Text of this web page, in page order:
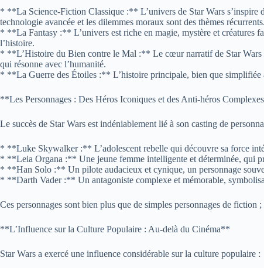
* **La Science-Fiction Classique :** L’univers de Star Wars
technologie avancée et les dilemmes moraux sont des thèmes récurrents.
* **La Fantasy :** L’univers est riche en magie, mystère et créatures
l’histoire.
* **L’Histoire du Bien contre le Mal :** Le cœur narratif de Star Wars
qui résonne avec l’humanité.
* **La Guerre des Étoiles :** L’histoire principale, bien que simplifiée
**Les Personnages : Des Héros Iconiques et des Anti-héros
Le succès de Star Wars est indéniablement lié à son casting de
* **Luke Skywalker :** L’adolescent rebelle qui découvre sa force
* **Leia Organa :** Une jeune femme intelligente et déterminée, qui
* **Han Solo :** Un pilote audacieux et cynique, un personnage
* **Darth Vader :** Un antagoniste complexe et mémorable,
Ces personnages sont bien plus que de simples personnages de
**L’Influence sur la Culture Populaire : Au-delà du Cinéma**
Star Wars a exercé une influence considérable sur la culture populaire :